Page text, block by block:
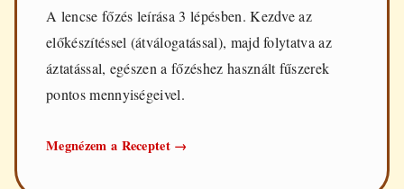
A lencse főzés leírása 3 lépésben. Kezdve az
előkészítéssel (átválogatással), majd folytatva az
áztatással, egészen a főzéshez használt fűszerek
pontos mennyiségeivel.
Megnézem a Receptet Lencse
→